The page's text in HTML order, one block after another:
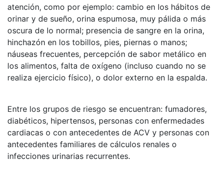
atención, como por ejemplo: cambio en los hábitos de
orinar y de sueño, orina espumosa, muy pálida o más
oscura de lo normal; presencia de sangre en la orina,
hinchazón en los tobillos, pies, piernas o manos;
náuseas frecuentes, percepción de sabor metálico en
los alimentos, falta de oxígeno (incluso cuando no se
realiza ejercicio físico), o dolor externo en la espalda.
Entre los grupos de riesgo se encuentran: fumadores,
diabéticos, hipertensos, personas con enfermedades
cardiacas o con antecedentes de ACV y personas con
antecedentes familiares de cálculos renales o
infecciones urinarias recurrentes.